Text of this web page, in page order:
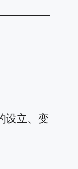
设立、变